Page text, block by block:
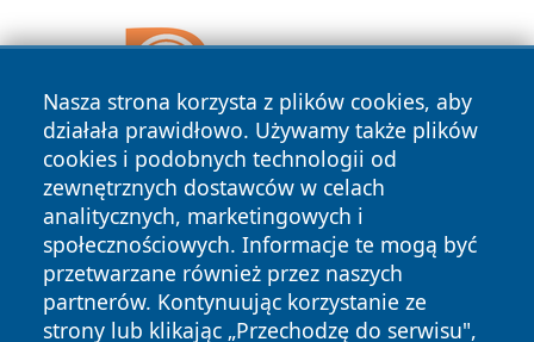
Nasza strona korzysta z plików cookies, aby
działała prawidłowo. Używamy także plików
cookies i podobnych technologii od
zewnętrznych dostawców w celach
analitycznych, marketingowych i
społecznościowych. Informacje te mogą być
przetwarzane również przez naszych
partnerów. Kontynuując korzystanie ze
strony lub klikając „Przechodzę do serwisu",